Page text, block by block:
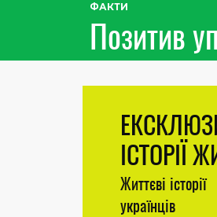
ФАКТИ
Позитив
ІСТОРІЇ
Життєві історії
українців